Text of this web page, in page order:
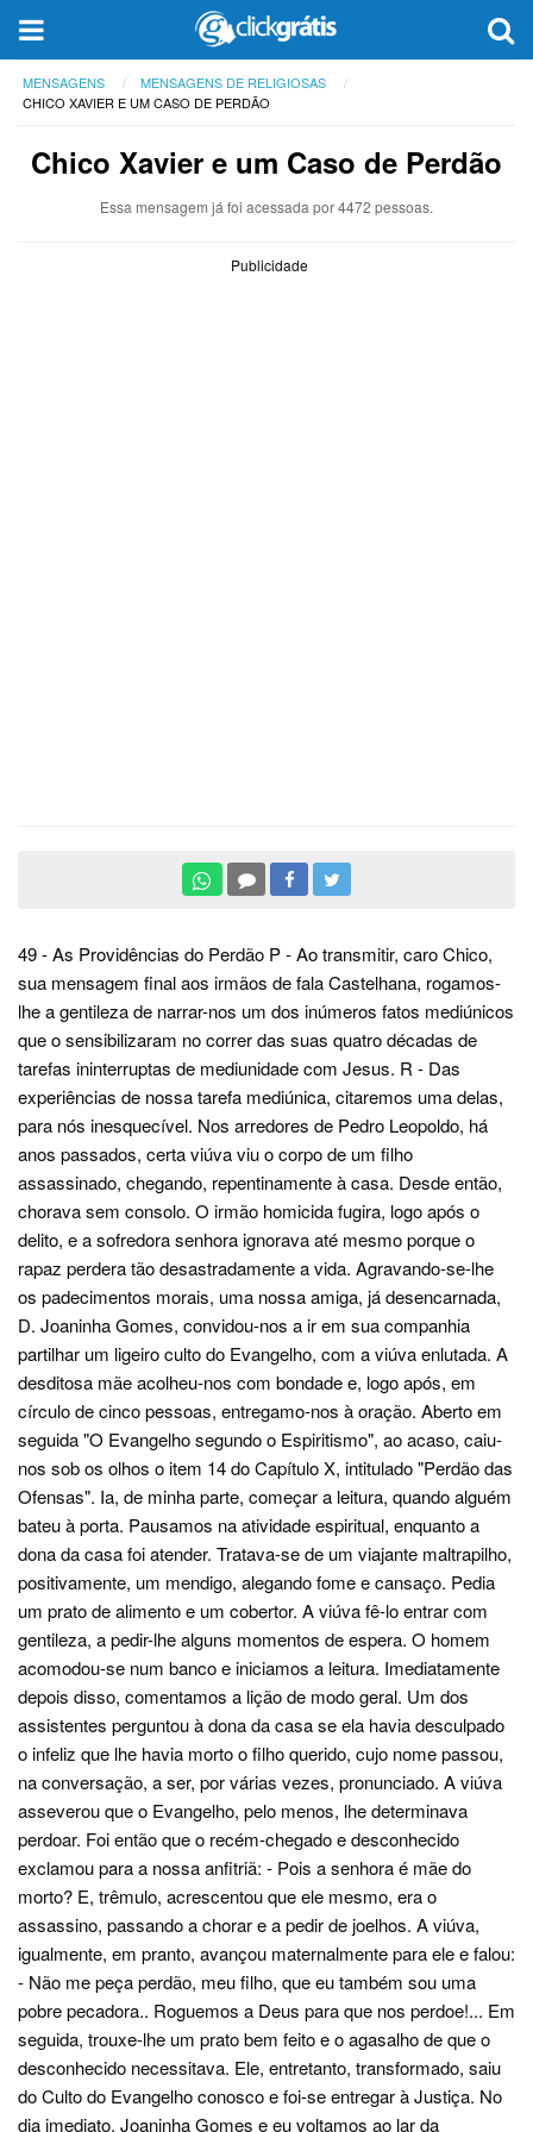
MENSAGENS
MENSAGENS DE RELIGIOSAS
CHICO XAVIER E UM CASO DE PERDÃO
Chico Xavier e um Caso de Perdão
Essa mensagem já foi acessada por 4472 pessoas.
Publicidade
49 - As Providências do Perdão P - Ao transmitir, caro Chico,
sua mensagem final aos irmãos de fala Castelhana, rogamos-
lhe a gentileza de narrar-nos um dos inúmeros fatos mediúnicos
que o sensibilizaram no correr das suas quatro décadas de
tarefas ininterruptas de mediunidade com Jesus. R - Das
experiências de nossa tarefa mediúnica, citaremos uma delas,
para nós inesquecível. Nos arredores de Pedro Leopoldo, há
anos passados, certa viúva viu o corpo de um filho
assassinado, chegando, repentinamente à casa. Desde então,
chorava sem consolo. O irmão homicida fugira, logo após o
delito, e a sofredora senhora ignorava até mesmo porque o
rapaz perdera tão desastradamente a vida. Agravando-se-lhe
os padecimentos morais, uma nossa amiga, já desencarnada,
D. Joaninha Gomes, convidou-nos a ir em sua companhia
partilhar um ligeiro culto do Evangelho, com a viúva enlutada. A
desditosa mãe acolheu-nos com bondade e, logo após, em
círculo de cinco pessoas, entregamo-nos à oração. Aberto em
seguida "O Evangelho segundo o Espiritismo", ao acaso, caiu-
nos sob os olhos o item 14 do Capítulo X, intitulado "Perdão das
Ofensas". Ia, de minha parte, começar a leitura, quando alguém
bateu à porta. Pausamos na atividade espiritual, enquanto a
dona da casa foi atender. Tratava-se de um viajante maltrapilho,
positivamente, um mendigo, alegando fome e cansaço. Pedia
um prato de alimento e um cobertor. A viúva fê-lo entrar com
gentileza, a pedir-lhe alguns momentos de espera. O homem
acomodou-se num banco e iniciamos a leitura. Imediatamente
depois disso, comentamos a lição de modo geral. Um dos
assistentes perguntou à dona da casa se ela havia desculpado
o infeliz que lhe havia morto o filho querido, cujo nome passou,
na conversação, a ser, por várias vezes, pronunciado. A viúva
asseverou que o Evangelho, pelo menos, lhe determinava
perdoar. Foi então que o recém-chegado e desconhecido
exclamou para a nossa anfitriã: - Pois a senhora é mãe do
morto? E, trêmulo, acrescentou que ele mesmo, era o
assassino, passando a chorar e a pedir de joelhos. A viúva,
igualmente, em pranto, avançou maternalmente para ele e falou:
- Não me peça perdão, meu filho, que eu também sou uma
pobre pecadora.. Roguemos a Deus para que nos perdoe!... Em
seguida, trouxe-lhe um prato bem feito e o agasalho de que o
desconhecido necessitava. Ele, entretanto, transformado, saiu
do Culto do Evangelho conosco e foi-se entregar à Justiça. No
dia imediato, Joaninha Gomes e eu voltamos ao lar da